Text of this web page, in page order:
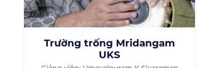
Trường trống Mridangam
UKS